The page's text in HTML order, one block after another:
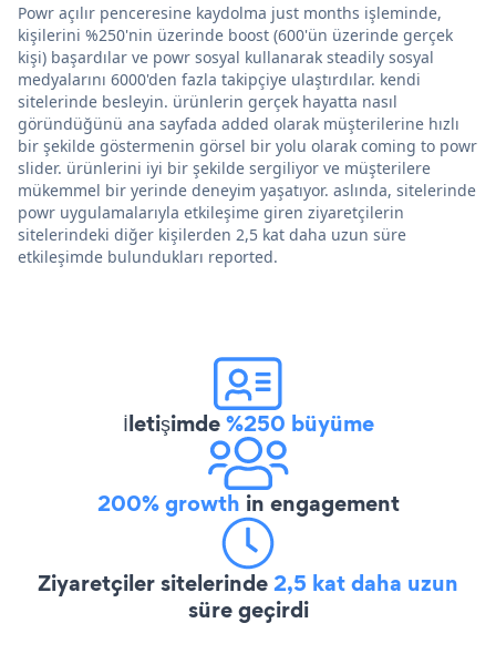
Powr açılır penceresine kaydolma just months işleminde,
kişilerini %250'nin üzerinde boost (600'ün üzerinde gerçek
kişi) başardılar ve powr sosyal kullanarak steadily sosyal
medyalarını 6000'den fazla takipçiye ulaştırdılar. kendi
sitelerinde besleyin. ürünlerin gerçek hayatta nasıl
göründüğünü ana sayfada added olarak müşterilerine hızlı
bir şekilde göstermenin görsel bir yolu olarak coming to powr
slider. ürünlerini iyi bir şekilde sergiliyor ve müşterilere
mükemmel bir yerinde deneyim yaşatıyor. aslında, sitelerinde
powr uygulamalarıyla etkileşime giren ziyaretçilerin
sitelerindeki diğer kişilerden 2,5 kat daha uzun süre
etkileşimde bulundukları reported.
İletişimde%250 büyüme
200% growth in engagement
Ziyaretçiler sitelerinde2,5 kat daha uzun
süre geçirdi